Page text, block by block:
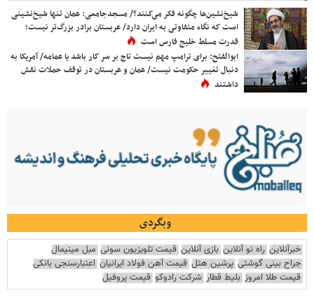
شیخ‌نشین‌ها چگونه فکر می‌کنند؟/ مسجدجامعی: عمان تنها شیخ‌نشینی
است که نگاه متفاوتی به ایران دارد/ عربستان برادر بزرگ‌تر نیست؛
قدرت مسلط خلیج فارس است
ابوالفتح: برای ترامپ مهم نیست تاج بر سر کار باشد یا عمامه/ آمریکا به
دنبال تغییر حکومت نیست/ عمان و عربستان در توقف حملات نقش
داشتند
وبگردی
خبرآنلاین راه نو آنلاین بازی آنلاین قیمت تلویزیون سونی مبل مینیمال
جراح بینی گوشتی پرشین هتل قیمت آهن فولاد ایرانیان اعتبارسنجی بانکی
قیمت طلا امروز بلیط قطار شرکت رادوکو قیمت پروفیل